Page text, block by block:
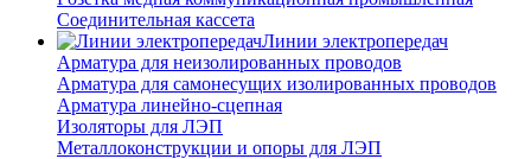
Соединительная кассета
Линии электропередач
Арматура для неизолированных проводов
Арматура для самонесущих изолированных проводов
Арматура линейно-сцепная
Изоляторы для ЛЭП
Металлоконструкции и опоры для ЛЭП